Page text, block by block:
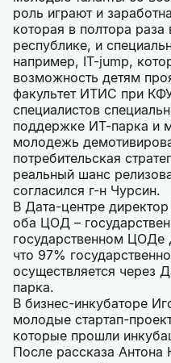
роль играют и
которая в полтора
республике, и
например, IT-jump,
возможность детям
факультет ИТИС при
специалистов
поддержке ИТ-парка и
молодежь
потребительская
реальный шанс
согласился г-н Чурсин.
В Дата-центре
оба ЦОД –
государственном ЦОДе
что 97%
осуществляется через
парка.
В бизнес-инкубаторе
молодые стартап-
которые прошли
После рассказа